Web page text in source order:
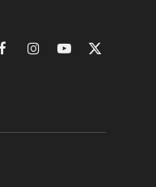
FacebookInstagramYouTube
X